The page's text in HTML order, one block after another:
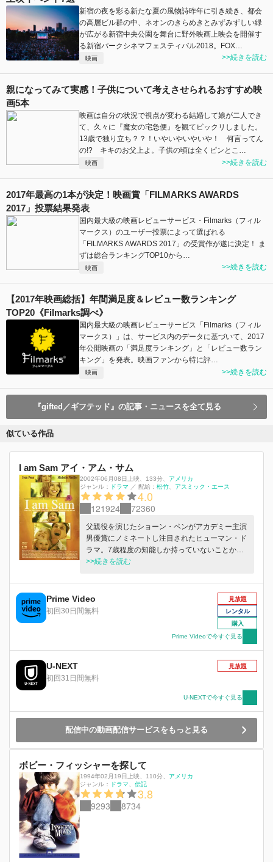
新宿の夜を彩る新たな夏の風物詩昨年に引き続き、都会
の高層ビル群の中、ネオンのきらめきとみずみずしい緑
が広がる新宿中央公園を舞台に野外映画上映会を開催す
る新宿パークシネマフェスティバル2018。FOX…
映画 >>続きを読む
親になってみて実感！子供について考えさせられるおすすめ映
画5本
映画は自分の状況で視点が変わる結婚して娘が二人でき
て、久々に『魔女の宅急便』を観てビックリしました。
13歳で独り立ち？？！いやいやいやいや！ 何言ってん
の!? キキのお父上よ。子供の頃は全くピンとこ…
映画 >>続きを読む
2017年最高の1本が決定！映画賞「FILMARKS AWARDS
2017」投票結果発表
国内最大級の映画レビューサービス・Filmarks（フィル
マークス）のユーザー投票によって選ばれる
「FILMARKS AWARDS 2017」の受賞作が遂に決定！ ま
ずは総合ランキングTOP10から…
映画 >>続きを読む
【2017年映画総括】年間満足度＆レビュー数ランキング
TOP20《Filmarks調べ》
国内最大級の映画レビューサービス「Filmarks（フィル
マークス）」は、サービス内のデータに基づいて、2017
年公開映画の「満足度ランキング」と「レビュー数ラン
キング」を発表。映画ファンから特に評…
映画 >>続きを読む
『gifted／ギフテッド』の記事・ニュースを全て見る
似ている作品
I am Sam アイ・アム・サム
2002年06月08日上映 133分
アメリカ
ジャンル：
ドラマ ／ 配給： 松竹 アスミック・エース
4.0
121924 72360
父親役を演じたショーン・ペンがアカデミー主演
男優賞にノミネートし注目されたヒューマン・ド
ラマ。7歳程度の知能しか持っていないことか
ら、娘を引き離されてしまった父親が裁判で娘を
>>続きを読む
Prime Video
初回30日間無料
見放題
レンタル
購入
Prime Videoで今すぐ見る
U-NEXT
初回31日間無料
見放題
U-NEXTで今すぐ見る
配信中の動画配信サービスをもっと見る
ボビー・フィッシャーを探して
1994年02月19日上映 110分
アメリカ
ジャンル：
ドラマ 伝記
3.8
9293 8734